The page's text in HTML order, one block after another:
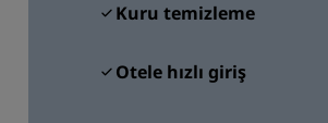
Kuru temizleme
Otele hızlı giriş